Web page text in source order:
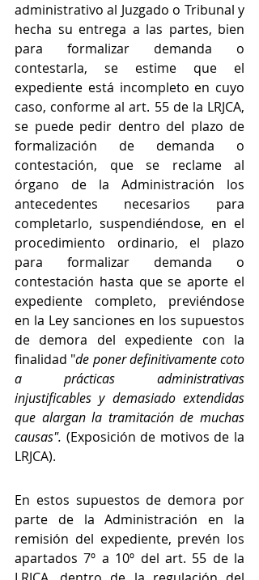
administrativo al Juzgado o Tribunal y
hecha su entrega a las partes, bien
para formalizar demanda o
contestarla, se estime que el
expediente está incompleto en cuyo
caso, conforme al art. 55 de la LRJCA,
se puede pedir dentro del plazo de
formalización de demanda o
contestación, que se reclame al
órgano de la Administración los
antecedentes necesarios para
completarlo, suspendiéndose, en el
procedimiento ordinario, el plazo
para formalizar demanda o
contestación hasta que se aporte el
expediente completo, previéndose
en la Ley sanciones en los supuestos
de demora del expediente con la
finalidad "de poner definitivamente coto
a prácticas administrativas
injustificables y demasiado extendidas
que alargan la tramitación de muchas
causas". (Exposición de motivos de la
LRJCA).
En estos supuestos de demora por
parte de la Administración en la
remisión del expediente, prevén los
apartados 7º a 10º del art. 55 de la